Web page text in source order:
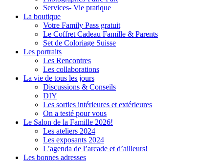
Services- Vie pratique
La boutique
Votre Family Pass gratuit
Le Coffret Cadeau Famille & Parents
Set de Coloriage Suisse
Les portraits
Les Rencontres
Les collaborations
La vie de tous les jours
Discussions & Conseils
DIY
Les sorties intérieures et extérieures
On a testé pour vous
Le Salon de la Famille 2026!
Les ateliers 2024
Les exposants 2024
L’agenda de l’arcade et d’ailleurs!
Les bonnes adresses